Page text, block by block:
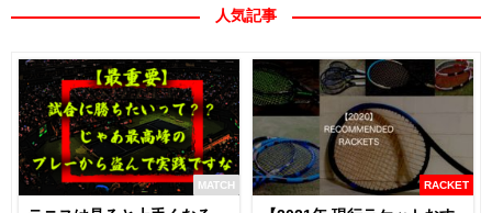
人気記事
MATCH RACKET